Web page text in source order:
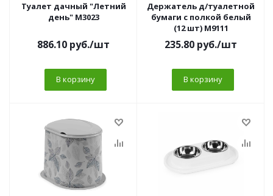
Туалет дачный "Летний
день" М3023
886.10 руб./шт
В корзину
Держатель д/туалетной
бумаги с полкой белый
(12 шт) М9111
235.80 руб./шт
В корзину